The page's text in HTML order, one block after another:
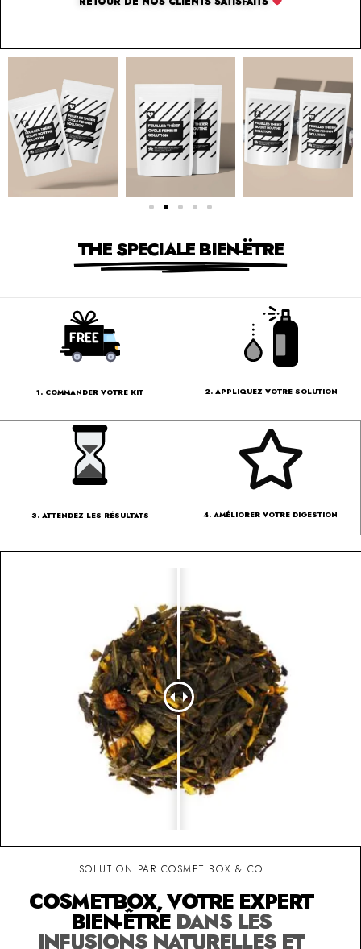
THE SPECIALE BIEN-ËTRE
1. COMMANDER VOTRE KIT 2. APPLIQUEZ VOTRE SOLUTION
3. ATTENDEZ LES RÉSULTATS 4. AMÉLIORER VOTRE DIGESTION
SOLUTION PAR COSMET BOX & CO
COSMETBOX, VOTRE EXPERT
BIEN-ÊTREDANS LES
INFUSIONS NATURELLES ET